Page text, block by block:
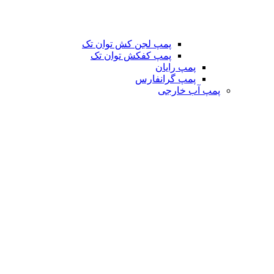
پمپ لجن کش توان تک
پمپ کفکش توان تک
پمپ رایان
پمپ گرانفارس
پمپ آب خارجی